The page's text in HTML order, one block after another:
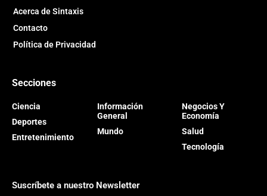
Acerca de Sintaxis
Contacto
Política de Privacidad
Secciones
Ciencia
Deportes
Entretenimiento
Información
General
Mundo
Negocios Y
Economía
Salud
Tecnología
Suscríbete a nuestro Newsletter